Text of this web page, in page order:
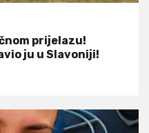
prijelazu!
ju u Slavoniji!